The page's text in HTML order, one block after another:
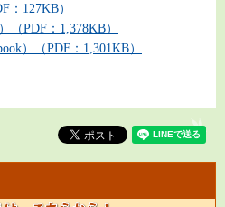
：127KB）
（PDF：1,378KB）
）（PDF：1,301KB）